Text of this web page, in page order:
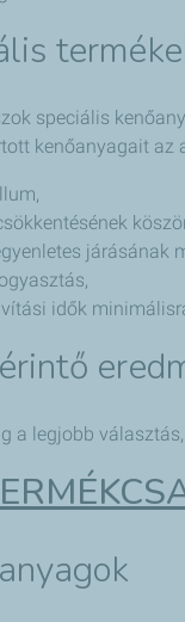
speciális
kenőanyagait az
járásának
idők
a legjobb